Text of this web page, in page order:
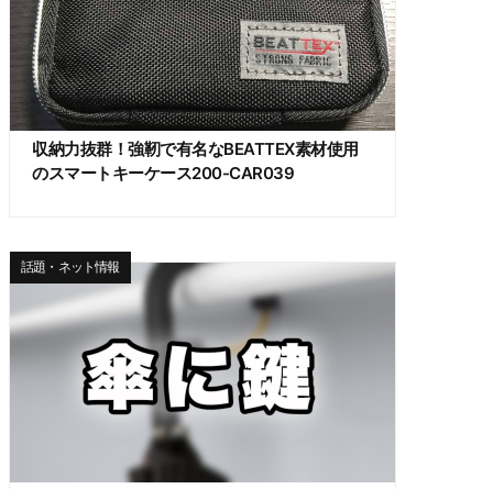
収納力抜群！強靭で有名なBEATTEX素材使用
のスマートキーケース200-CAR039
話題・ネット情報